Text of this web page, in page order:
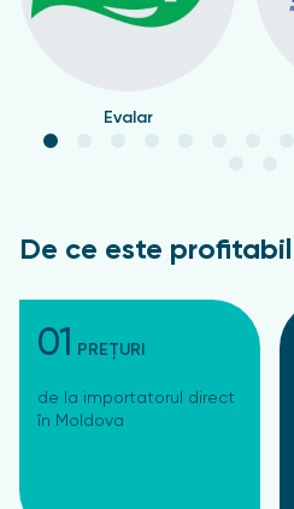
Evalar
De ce este
01 PREȚURI
de la importatorul direct
în Moldova